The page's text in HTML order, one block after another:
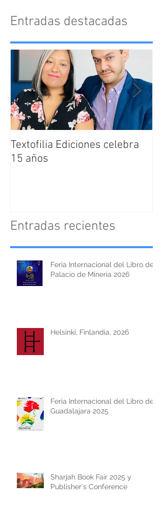
Entradas destacadas
Textofilia Ediciones celebra
15 años
Entradas recientes
Feria Internacional del Libro del
Palacio de Minería 2026
Helsinki, Finlandia, 2026
Feria Internacional del Libro de
Guadalajara 2025
Sharjah Book Fair 2025 y
Publisher´s Conference